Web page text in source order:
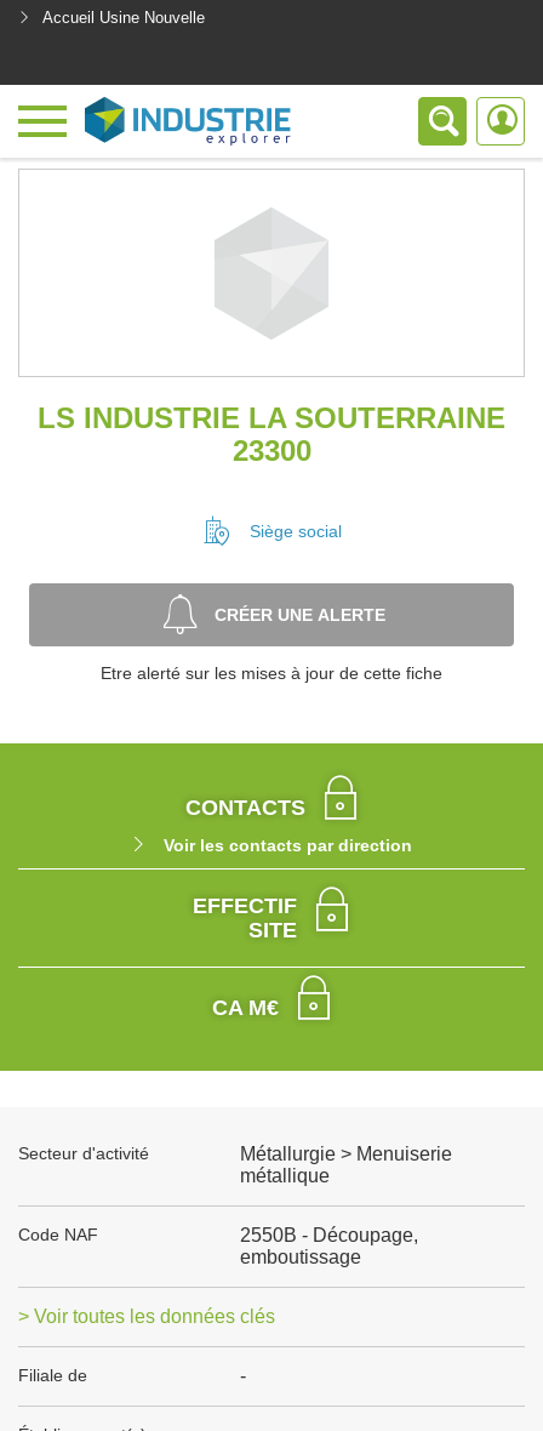
Accueil Usine Nouvelle
LS INDUSTRIE LA SOUTERRAINE
23300
Siège social
CRÉER UNE ALERTE
Etre alerté sur les mises à jour de cette fiche
CONTACTS
Voir les contacts par direction
EFFECTIF
SITE
CA M€
Secteur d'activité
Métallurgie > Menuiserie
métallique
Code NAF
2550B - Découpage,
emboutissage
> Voir toutes les données clés
Filiale de -